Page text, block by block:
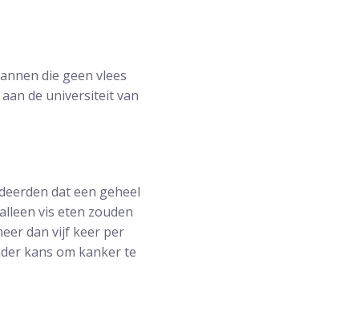
die geen vlees
de universiteit van
dat een geheel
vis eten zouden
dan vijf keer per
kans om kanker te